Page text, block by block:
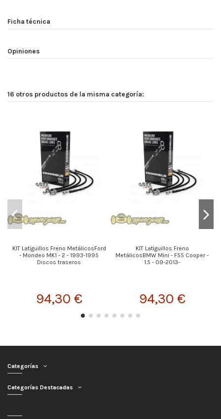
Ficha técnica
Opiniones
16 otros productos de la misma categoría:
KIT Latiguillos Freno MetálicosFord
- Mondeo MK1 - 2 - 1993-1995
Discos traseros
94,30 €
KIT Latiguillos Freno
MetálicosBMW Mini - F55 Cooper -
1.5 - 09-2013-
94,30 €
Categorías
Categorías Destacadas